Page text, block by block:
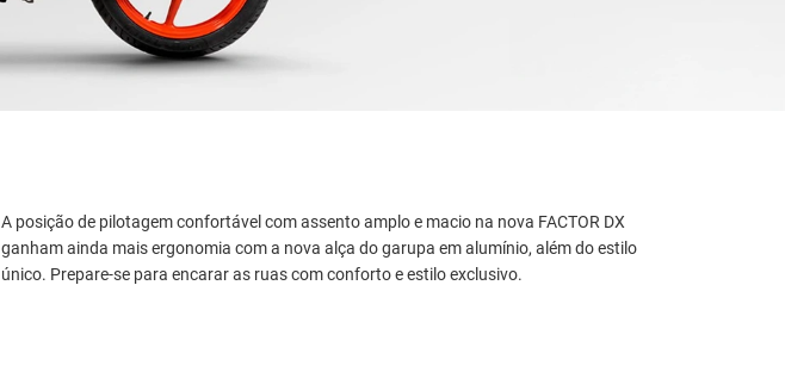
A posição de pilotagem confortável com assento amplo e macio na nova FACTOR DX
ganham ainda mais ergonomia com a nova alça do garupa em alumínio, além do estilo
único. Prepare-se para encarar as ruas com conforto e estilo exclusivo.